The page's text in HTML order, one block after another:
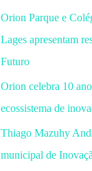
Orion Parque e
Lages apresentam
Futuro
Orion celebra 10
ecossistema de
Thiago Mazuhy
municipal de